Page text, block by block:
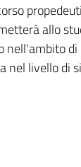
allo
nell'ambito
nel livello di